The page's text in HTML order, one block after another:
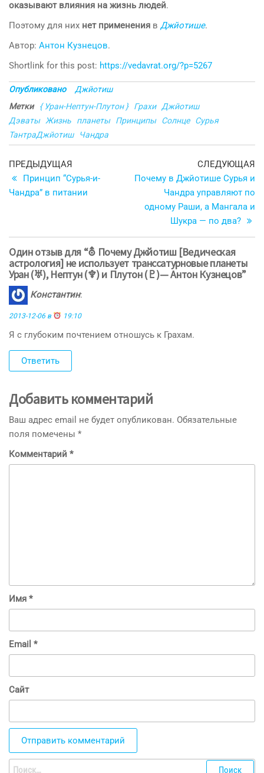
оказывают влияния на жизнь людей.
Поэтому для них нет применения в Джйотише.
Автор: Антон Кузнецов.
Shortlink for this post: https://vedavrat.org/?p=5267
Опубликовано
Джйотиш
Метки
{ Уран-Нептун-Плутон } Грахи
Джйотиш
Дэваты
Жизнь планеты Принципы Солнце
Сурья
ТантраДжйотиш
Чандра
Навигация
по
записям
Предыдущая
запись
ПРЕДЫДУЩАЯ
Принцип “Сурья-и-
Чандра” в питании
СЛЕДУЮЩАЯ
Почему в Джйотише Сурья и
Чандра управляют по
одному Раши, а Мангала и
Шукра — по два?
Один отзыв для “⛢ Почему Джйотиш [Ведическая
астрология] не использует транссатурновые планеты
Уран (♅), Нептун (♆) и Плутон (♇)— Антон Кузнецов”
Константин:
2013-12-06 в 19:10
Я с глубоким почтением отношусь к Грахам.
Ответить
Добавить комментарий
Ваш адрес email не будет опубликован. Обязательные
поля помечены *
Комментарий *
Имя *
Email *
Сайт
Найти: